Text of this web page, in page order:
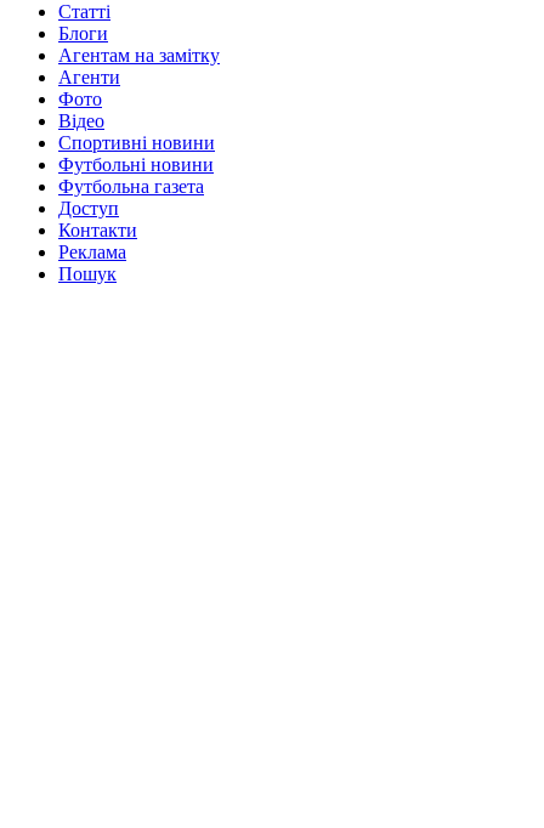
Статті
Блоги
Агентам на замітку
Агенти
Фото
Відео
Спортивні новини
Футбольні новини
Футбольна газета
Доступ
Контакти
Реклама
Пошук